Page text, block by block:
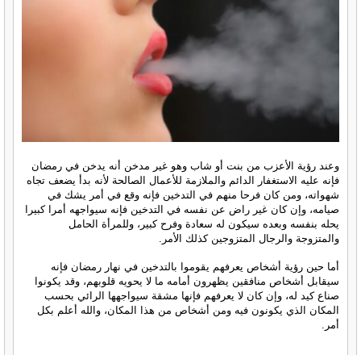
وعند رؤية الأعزب من بنت أو شاب وهو غير مدخن أنه يدخن في رمضان
فإنه عليه الاستغفار الدائم والملازمة للأعمال الصالحة لأنه بدأ يضعف تجاه
شهواته، ومن كان فرحا منهم في التدخين فإنه وقع في أمر يشك في
صيامه، وإن كان غير راض عن نفسه في التدخين فإنه سيواجهه أمرا كبيرا
يحله بنفسه وبعده سيكون له سعادة وفرح كبير، وللمرأة الحامل
والمتزوجة والرجال المتزوجين كذلك الأمر.
أما حين رؤية أشخاص يعرفهم يقوموا بالتدخين في نهار رمضان فإنه
سيقابل أشخاص منافقين يظهرون أمامه ما لا يحويه قلوبهم، وقد يكونوا
صناع كيد له، وإن كان لا يعرفهم فإنها مشقة سيواجهها الرائي بحسب
المكان الذي يكونون فيه ومن أشخاص من هذا المكان، والله أعلم بكل
أمر.